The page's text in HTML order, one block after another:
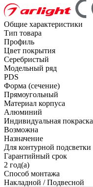
Общие характеристики
Тип товара
Профиль
Цвет покрытия
Серебристый
Модельный ряд
PDS
Форма (сечение)
Прямоугольный
Материал корпуса
Алюминий
Индивидуальная покраска
Возможна
Назначение
Для контурной подсветки
Гарантийный срок
2 год(а)
Способ монтажа
Накладной / Подвесной